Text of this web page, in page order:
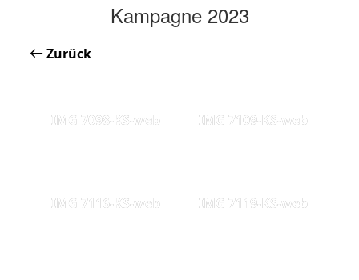
Kampagne 2023
Zurück
IMG 7098-KS-web IMG 7109-KS-web
IMG 7116-KS-web IMG 7119-KS-web